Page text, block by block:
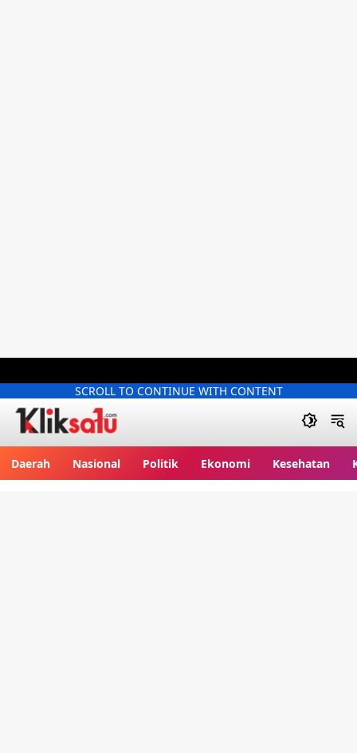
SCROLL TO CONTINUE WITH CONTENT
Daerah Nasional Politik Ekonomi Kesehatan